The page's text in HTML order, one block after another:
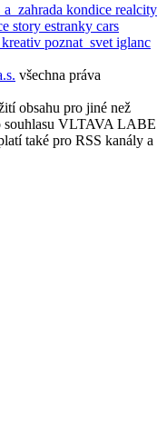
kondice realcity
story estranky cars
kreativ poznat_svet iglanc
všechna práva
obsahu pro jiné než
souhlasu VLTAVA LABE
také pro RSS kanály a